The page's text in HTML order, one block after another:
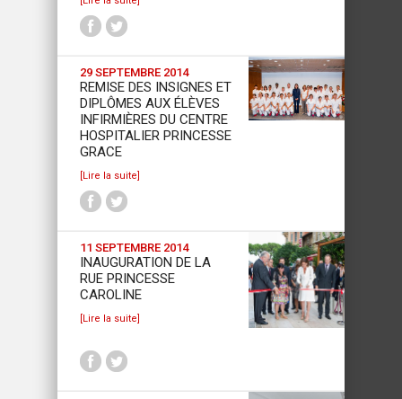
29 SEPTEMBRE 2014
REMISE DES INSIGNES ET
DIPLÔMES AUX ÉLÈVES
INFIRMIÈRES DU CENTRE
HOSPITALIER PRINCESSE
GRACE
[Lire la suite]
11 SEPTEMBRE 2014
INAUGURATION DE LA
RUE PRINCESSE
CAROLINE
[Lire la suite]